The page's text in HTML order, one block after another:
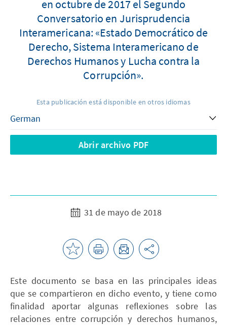
en octubre de 2017 el Segundo
Conversatorio en Jurisprudencia
Interamericana: «Estado Democrático de
Derecho, Sistema Interamericano de
Derechos Humanos y Lucha contra la
Corrupción».
Esta publicación está disponible en otros idiomas
Abrir archivo PDF
31 de mayo de 2018
Este documento se basa en las principales ideas
que se compartieron en dicho evento, y tiene como
finalidad aportar algunas reflexiones sobre las
relaciones entre corrupción y derechos humanos,